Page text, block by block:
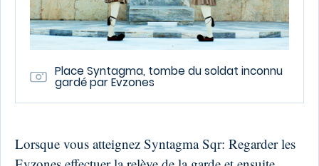
Place Syntagma, tombe du soldat inconnu
gardé par Evzones
Lorsque vous atteignez Syntagma Sqr: Regarder les